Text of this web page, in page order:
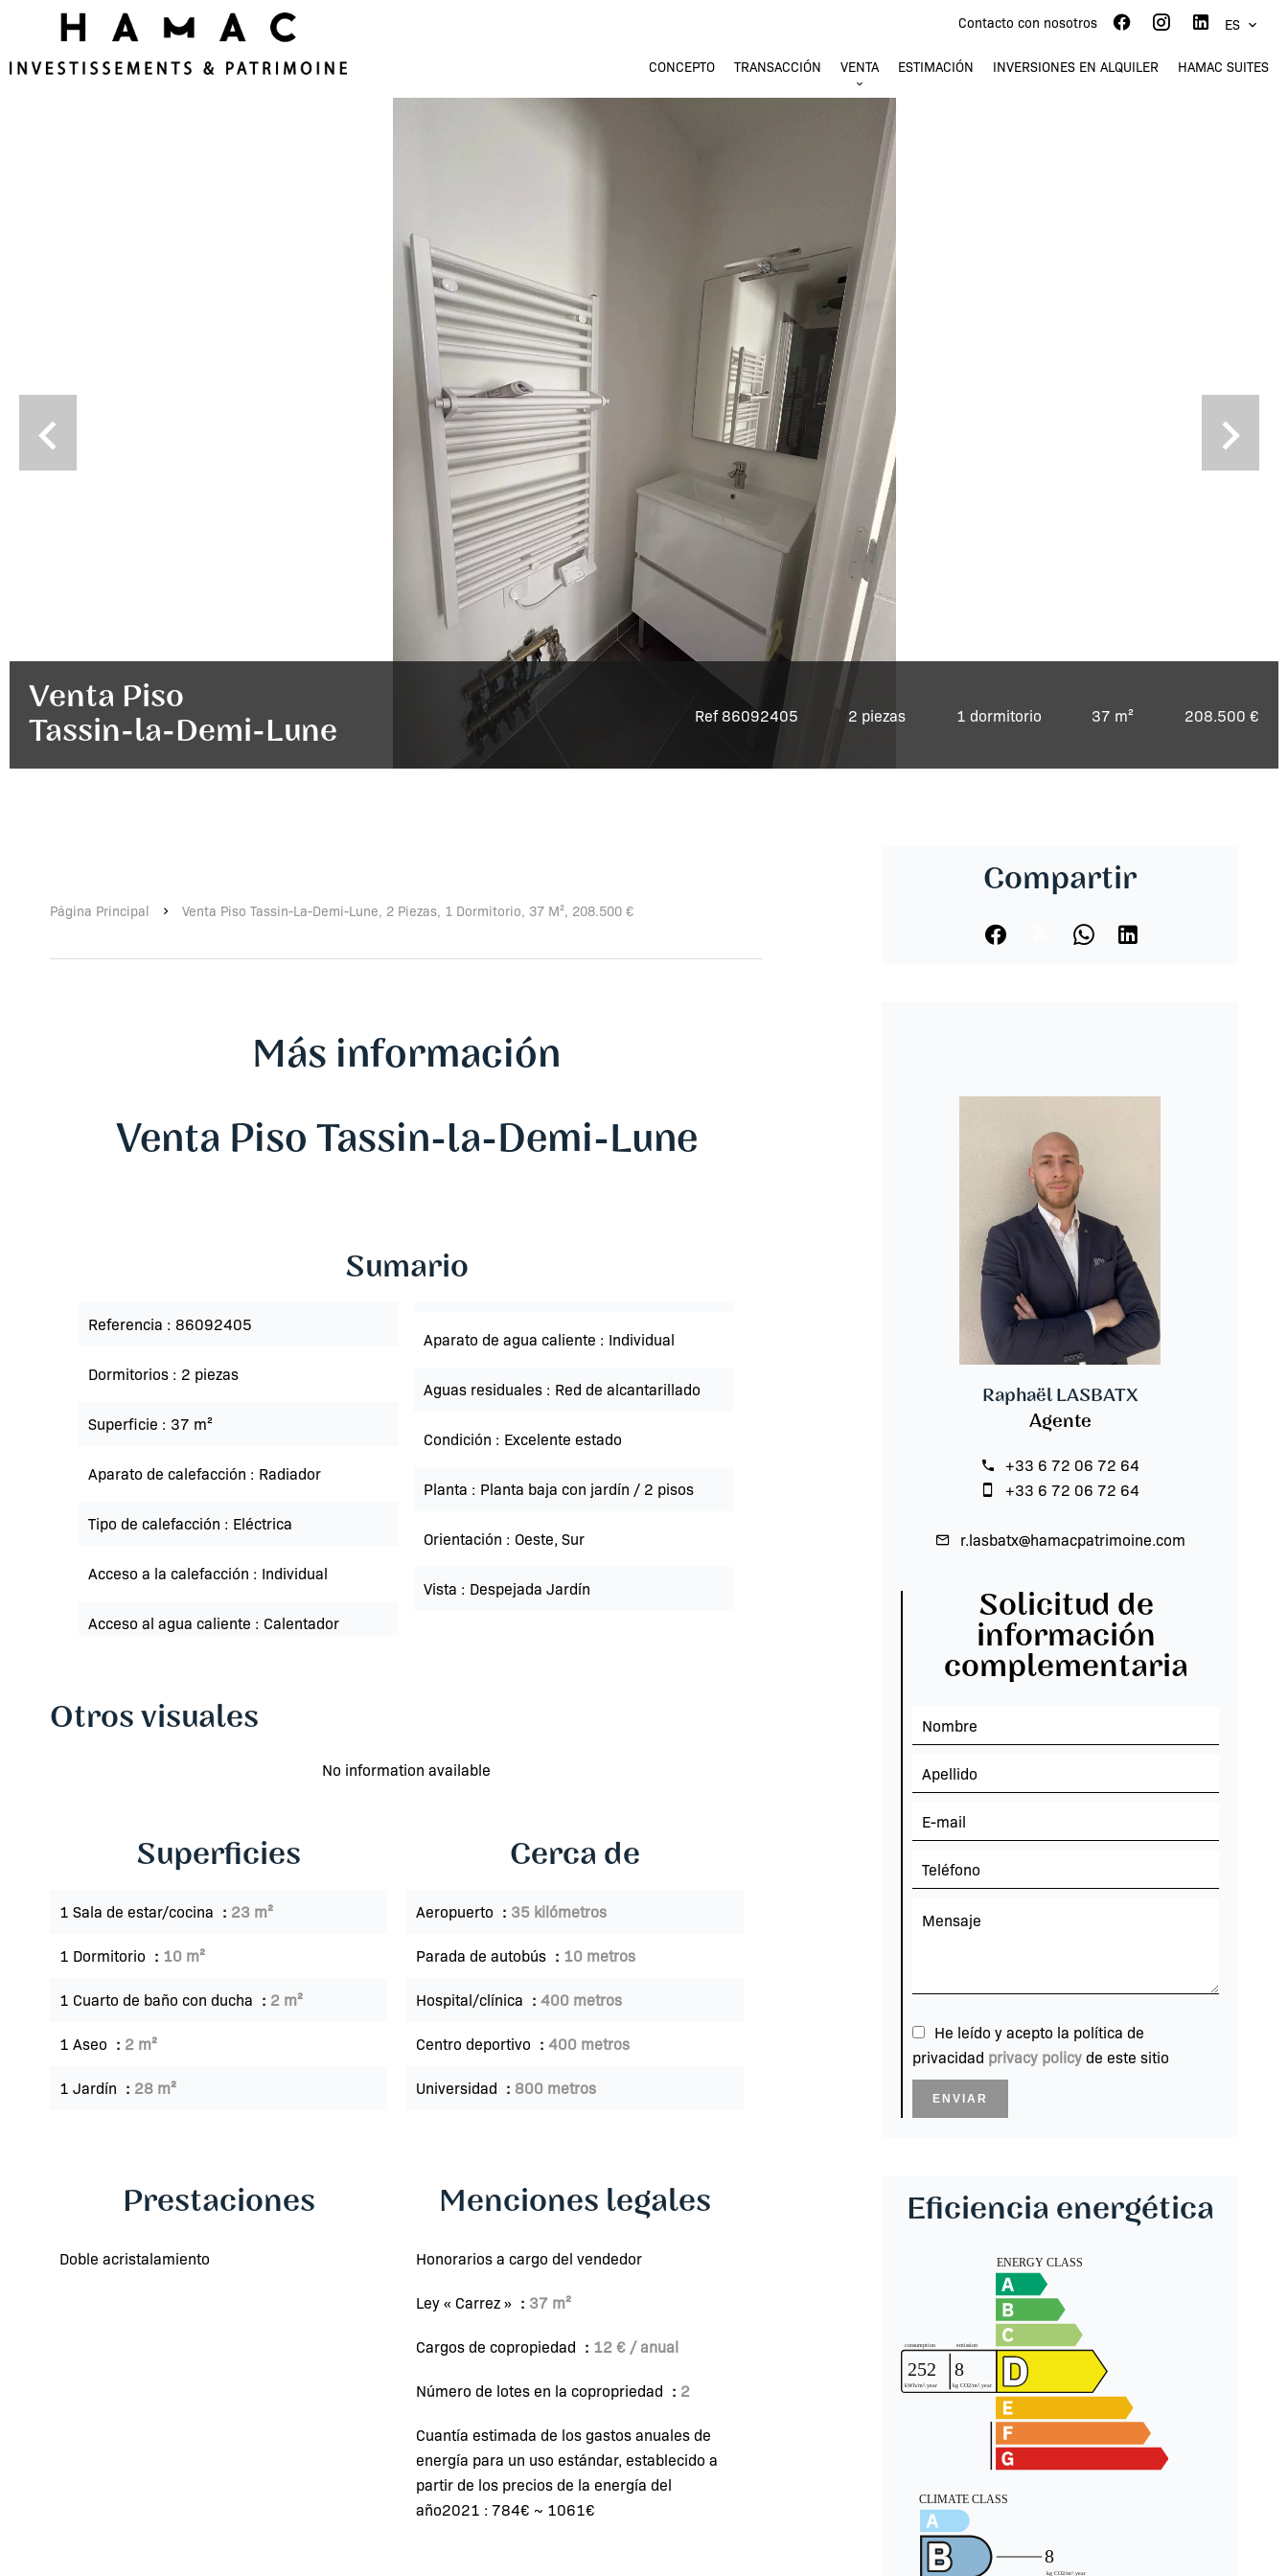
Contacto con nosotros ES
CONCEPTO TRANSACCIÓN VENTA ESTIMACIÓN INVERSIONES EN ALQUILER HAMAC SUITES
Venta Piso
Tassin-la-Demi-Lune
Ref 86092405 2 piezas 1 dormitorio 37 m² 208.500 €
Página Principal Venta Piso Tassin-La-Demi-Lune, 2 Piezas, 1 Dormitorio, 37 M², 208.500 €
Más información
Venta Piso Tassin-la-Demi-Lune
Sumario
Referencia 86092405
Dormitorios 2 piezas
Superficie 37 m²
Aparato de calefacción Radiador
Tipo de calefacción Eléctrica
Acceso a la calefacción Individual
Acceso al agua caliente Calentador
Aparato de agua caliente Individual
Aguas residuales Red de alcantarillado
Condición Excelente estado
Planta Planta baja con jardín / 2 pisos
Orientación Oeste, Sur
Vista Despejada Jardín
Otros visuales
No information available
Superficies
1 Sala de estar/cocina 23 m²
1 Dormitorio 10 m²
1 Cuarto de baño con ducha 2 m²
1 Aseo 2 m²
1 Jardín 28 m²
Cerca de
Aeropuerto 35 kilómetros
Parada de autobús 10 metros
Hospital/clínica 400 metros
Centro deportivo 400 metros
Universidad 800 metros
Prestaciones
Doble acristalamiento
Menciones legales
Honorarios a cargo del vendedor
Ley « Carrez » 37 m²
Cargos de copropiedad 12 € / anual
Número de lotes en la copropriedad 2
Cuantía estimada de los gastos anuales de
energía para un uso estándar, establecido a
partir de los precios de la energía del
año2021 : 784€ ~ 1061€
Compartir
Raphaël LASBATX
Agente
+33 6 72 06 72 64
+33 6 72 06 72 64
r.lasbatx@hamacpatrimoine.com
Solicitud de
información
complementaria
He leído y acepto la política de
privacidad privacy policy de este sitio
ENVIAR
Eficiencia energética